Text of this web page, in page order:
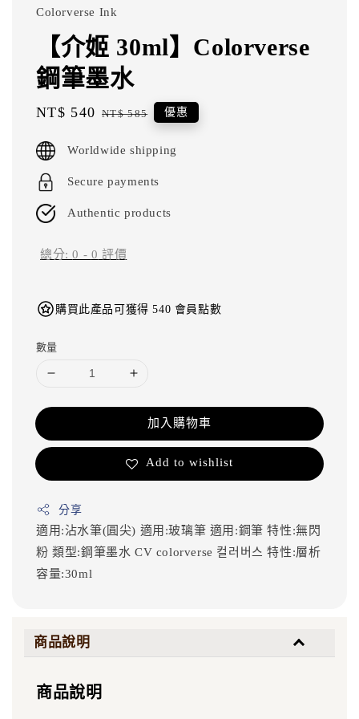
Colorverse Ink
【介姬 30ml】Colorverse
鋼筆墨水
Sale
NT$ 540 Regular
NT$ 585 優惠
Worldwide shipping
Secure payments
Authentic products
總分:0 - 0 評價
購買此產品可獲得 540 會員點數
數量
加入購物車
Add to wishlist
分享
適用:沾水筆(圓尖) 適用:玻璃筆 適用:鋼筆特性:無閃
粉類型:鋼筆墨水CV colorverse 컬러버스特性:層析
容量:30ml
商品說明
商品說明